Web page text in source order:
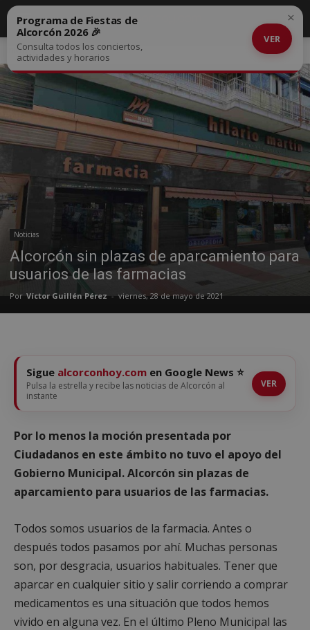
Inicio Noticias
Noticias
Alcorcón sin plazas de aparcamiento para
usuarios de las farmacias
Por Víctor Guillén Pérez - viernes, 28 de mayo de 2021
Programa de Fiestas de
Alcorcón 2026 🎉
Consulta todos los conciertos,
actividades y horarios
VER
×
Sigue alcorconhoy.com en Google News ⭐
Pulsa la estrella y recibe las noticias de Alcorcón al
instante
VER
Por lo menos la moción presentada por
Ciudadanos en este ámbito no tuvo el apoyo del
Gobierno Municipal. Alcorcón sin plazas de
aparcamiento para usuarios de las farmacias.
Todos somos usuarios de la farmacia. Antes o
después todos pasamos por ahí. Muchas personas
son, por desgracia, usuarios habituales. Tener que
aparcar en cualquier sitio y salir corriendo a comprar
medicamentos es una situación que todos hemos
vivido en alguna vez. En el último Pleno Municipal las